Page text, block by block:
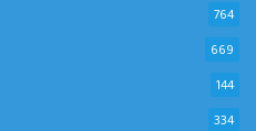
764
669
144
334